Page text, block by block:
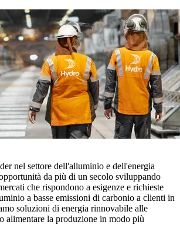
nel settore dell'alluminio e dell'energia
da più di un secolo sviluppando
che rispondono a esigenze e richieste
a basse emissioni di carbonio a clienti in
soluzioni di energia rinnovabile alle
alimentare la produzione in modo più